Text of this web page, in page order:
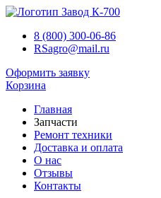
8 (800) 300-06-86
RSagro@mail.ru
Оформить заявку
Корзина
Главная
Запчасти
Ремонт техники
Доставка и оплата
О нас
Отзывы
Контакты